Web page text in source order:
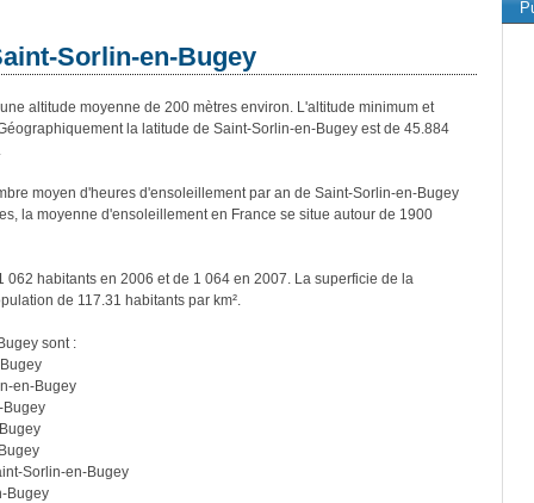
Sorlin-en-Bugey
altitude moyenne de 200 mètres environ. L'altitude minimum et
la latitude de Saint-Sorlin-en-Bugey est de 45.884
moyen d'heures d'ensoleillement par an de Saint-Sorlin-en-Bugey
la moyenne d'ensoleillement en France se situe autour de 1900
habitants en 2006 et de 1 064 en 2007. La superficie de la
de 117.31 habitants par km².
sont :
en-Bugey
Bugey
Sorlin-en-Bugey
Bugey